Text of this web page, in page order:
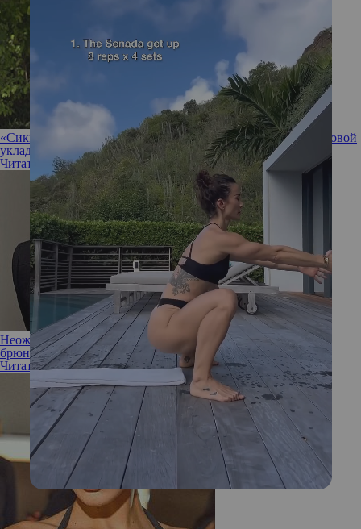
«Сиквел кудряшки Сью»: Юлия Топольницкая восхитила новой
укладкой
Читать полностью
Неожиданно: Рената Литвинова показала себя в образе
брюнетки
Читать полностью